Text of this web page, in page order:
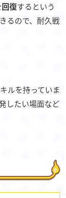
復するという
るので、耐久戦
ルを持っていま
したい場面など